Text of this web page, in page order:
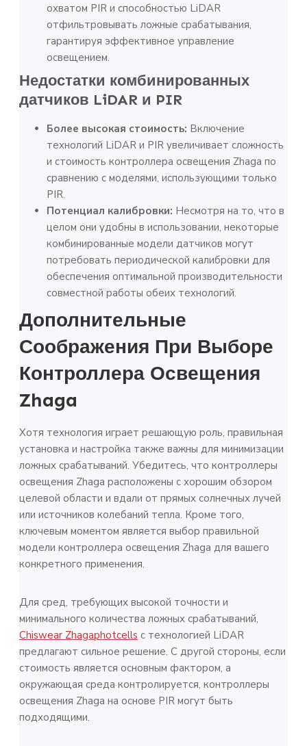
охватом PIR и способностью LiDAR
отфильтровывать ложные срабатывания,
гарантируя эффективное управление
освещением.
Недостатки комбинированных
датчиков LiDAR и PIR
Более высокая стоимость: Включение
технологий LiDAR и PIR увеличивает сложность
и стоимость контроллера освещения Zhaga по
сравнению с моделями, использующими только
PIR.
Потенциал калибровки: Несмотря на то, что в
целом они удобны в использовании, некоторые
комбинированные модели датчиков могут
потребовать периодической калибровки для
обеспечения оптимальной производительности
совместной работы обеих технологий.
Дополнительные
Соображения При Выборе
Контроллера Освещения
Zhaga
Хотя технология играет решающую роль, правильная
установка и настройка также важны для минимизации
ложных срабатываний. Убедитесь, что контроллеры
освещения Zhaga расположены с хорошим обзором
целевой области и вдали от прямых солнечных лучей
или источников колебаний тепла. Кроме того,
ключевым моментом является выбор правильной
модели контроллера освещения Zhaga для вашего
конкретного применения.
Для сред, требующих высокой точности и
минимального количества ложных срабатываний,
Chiswear Zhagaphotcells с технологией LiDAR
предлагают сильное решение. С другой стороны, если
стоимость является основным фактором, а
окружающая среда контролируется, контроллеры
освещения Zhaga на основе PIR могут быть
подходящими.